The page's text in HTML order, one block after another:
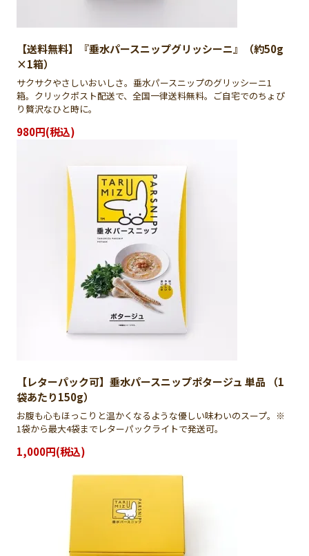
【送料無料】『垂水パースニップグリッシーニ』（約50g
×1箱）
サクサクやさしいおいしさ。垂水パースニップのグリッシーニ1
箱。クリックポスト配送で、全国一律送料無料。ご自宅でのちょぴ
り贅沢なひと時に。
980円(税込)
【レターパック可】垂水パースニップポタージュ 単品 （1
袋あたり150g）
お腹も心もほっこりと温かくなるような優しい味わいのスープ。※
1袋から最大4袋までレターパックライトで発送可。
1,000円(税込)